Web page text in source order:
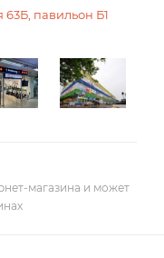
павильон Б1
магазина и может